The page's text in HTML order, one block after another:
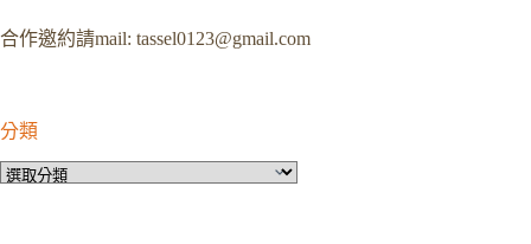
合作邀約請mail: tassel0123@gmail.com
分類
分